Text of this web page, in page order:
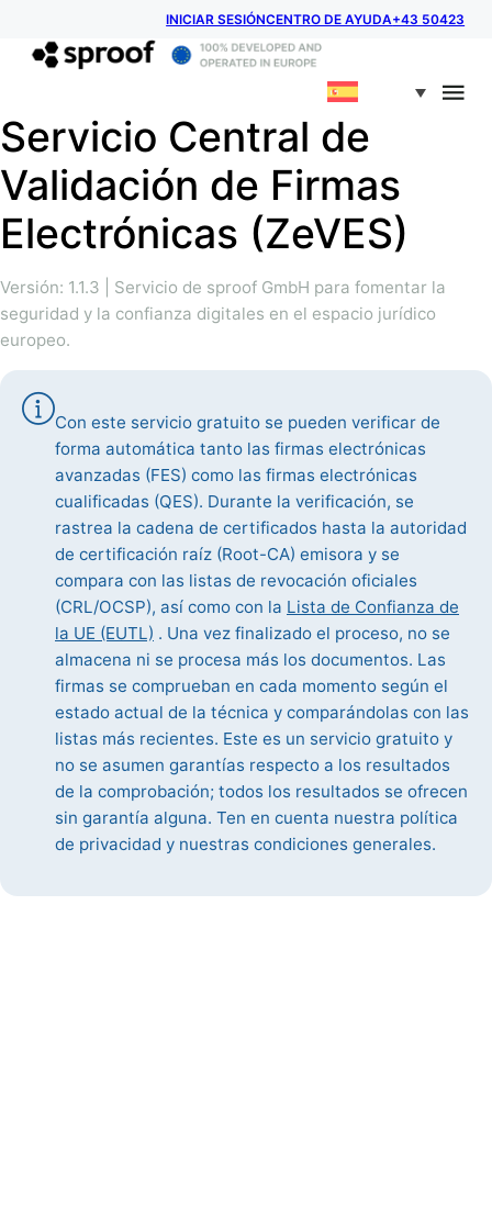
INICIAR SESIÓNCENTRO DE AYUDA+43 50423
Servicio Central de
Validación de Firmas
Electrónicas (ZeVES)
Versión: 1.1.3 | Servicio de sproof GmbH para fomentar la
seguridad y la confianza digitales en el espacio jurídico
europeo.
Con este servicio gratuito se pueden verificar de
forma automática tanto las firmas electrónicas
avanzadas (FES) como las firmas electrónicas
cualificadas (QES). Durante la verificación, se
rastrea la cadena de certificados hasta la autoridad
de certificación raíz (Root-CA) emisora y se
compara con las listas de revocación oficiales
(CRL/OCSP), así como con la Lista de Confianza de
la UE (EUTL) . Una vez finalizado el proceso, no se
almacena ni se procesa más los documentos. Las
firmas se comprueban en cada momento según el
estado actual de la técnica y comparándolas con las
listas más recientes. Este es un servicio gratuito y
no se asumen garantías respecto a los resultados
de la comprobación; todos los resultados se ofrecen
sin garantía alguna. Ten en cuenta nuestra política
de privacidad y nuestras condiciones generales.